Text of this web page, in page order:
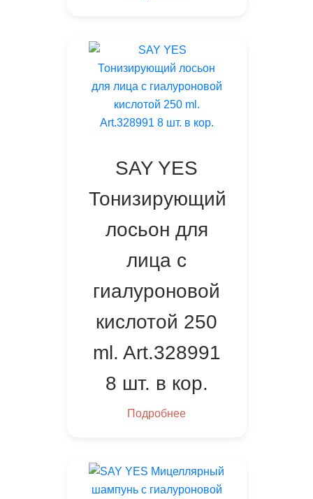
SAY YES
Тонизирующий
лосьон для
лица с
гиалуроновой
кислотой 250
ml. Art.328991
8 шт. в кор.
Подробнее